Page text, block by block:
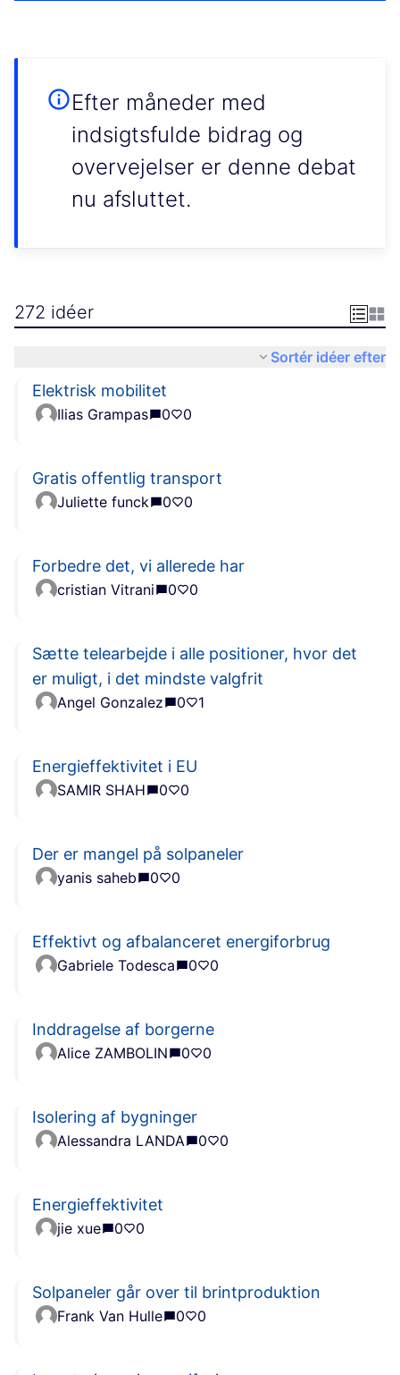
Efter måneder med
indsigtsfulde bidrag og
overvejelser er denne debat
nu afsluttet.
272 idéer
Sortér idéer efter
Elektrisk mobilitet
Ilias Grampas 0 0
Gratis offentlig transport
Juliette funck 0 0
Forbedre det, vi allerede har
cristian Vitrani 0 0
Sætte telearbejde i alle positioner, hvor det
er muligt, i det mindste valgfrit
Angel Gonzalez 0 1
Energieffektivitet i EU
SAMIR SHAH 0 0
Der er mangel på solpaneler
yanis saheb 0 0
Effektivt og afbalanceret energiforbrug
Gabriele Todesca 0 0
Inddragelse af borgerne
Alice ZAMBOLIN 0 0
Isolering af bygninger
Alessandra LANDA 0 0
Energieffektivitet
jie xue 0 0
Solpaneler går over til brintproduktion
Frank Van Hulle 0 0